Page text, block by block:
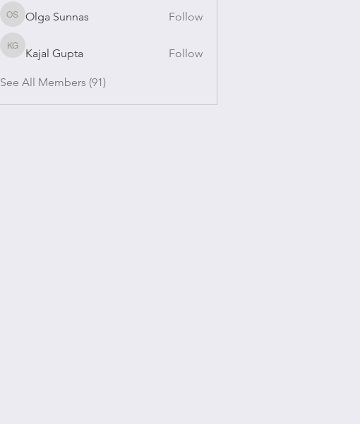
Olga Sunnas
Olga Sunnas Follow
Kajal Gupta
Kajal Gupta Follow
See All Members (91)